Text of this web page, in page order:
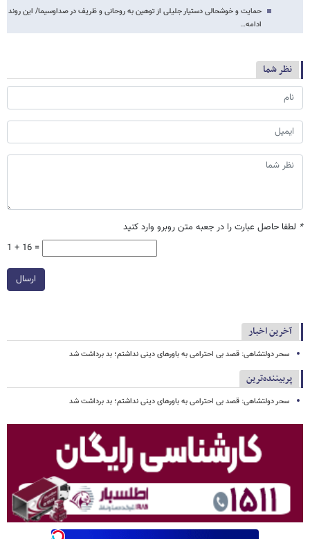
حمایت و خوشحالی دستیار جلیلی از توهین به روحانی و ظریف در صداوسیما/ این روند
ادامه…
نظر شما
* لطفا حاصل عبارت را در جعبه متن روبرو وارد کنید
1 + 16 =
ارسال
آخرین اخبار
سحر دولتشاهی: قصد بی احترامی به باورهای دینی نداشتم؛ بد برداشت شد
پربیننده‌ترین
سحر دولتشاهی: قصد بی احترامی به باورهای دینی نداشتم؛ بد برداشت شد